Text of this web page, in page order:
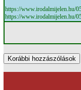
https://www.irodalmijelen.hu/
https://www.irodalmijelen.hu/